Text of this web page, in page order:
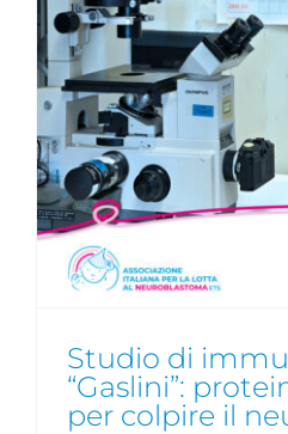
Studio di
“Gaslini”:
per colpire il